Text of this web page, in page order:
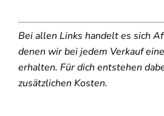
Bei allen Links handelt es sich
denen wir bei jedem Verkauf
erhalten. Für dich entstehen
zusätzlichen Kosten.